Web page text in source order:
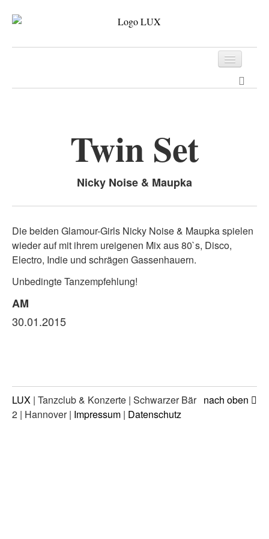
Twin Set
Nicky Noise & Maupka
Die beiden Glamour-Girls Nicky Noise & Maupka spielen
wieder auf mit ihrem ureigenen Mix aus 80`s, Disco,
Electro, Indie und schrägen Gassenhauern.
Unbedingte Tanzempfehlung!
AM
30.01.2015
nach oben
LUX | Tanzclub & Konzerte | Schwarzer Bär
2 | Hannover | Impressum | Datenschutz